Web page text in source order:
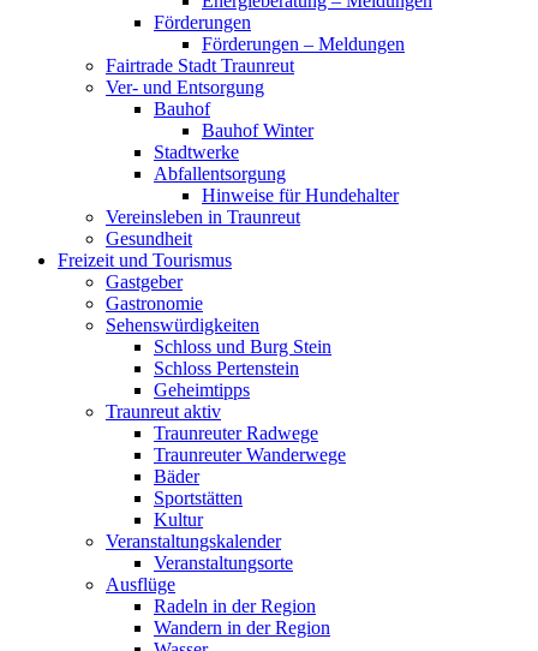
Förderungen
Förderungen – Meldungen
Fairtrade Stadt Traunreut
Ver- und Entsorgung
Bauhof
Bauhof Winter
Stadtwerke
Abfallentsorgung
Hinweise für Hundehalter
Vereinsleben in Traunreut
Gesundheit
Freizeit und Tourismus
Gastgeber
Gastronomie
Sehenswürdigkeiten
Schloss und Burg Stein
Schloss Pertenstein
Geheimtipps
Traunreut aktiv
Traunreuter Radwege
Traunreuter Wanderwege
Bäder
Sportstätten
Kultur
Veranstaltungskalender
Veranstaltungsorte
Ausflüge
Radeln in der Region
Wandern in der Region